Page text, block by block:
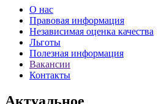
О нас
Правовая информация
Независимая оценка качества
Льготы
Полезная информация
Вакансии
Контакты